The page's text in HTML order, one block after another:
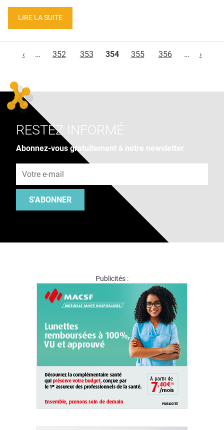
LIRE LA SUITE
‹
… 352 353 354 355 356 … ›
RESTEZ INFORMÉ
Abonnez-vous gratuitement à notre newsletter
S'ABONNER
Publicités :